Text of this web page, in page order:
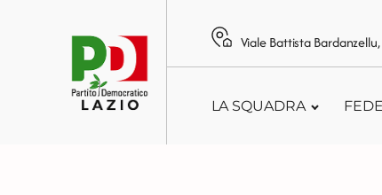
Viale Battista
LA SQUADRA